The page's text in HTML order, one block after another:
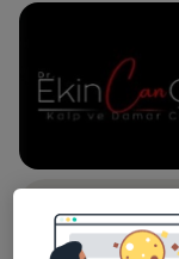
hastalarıma en